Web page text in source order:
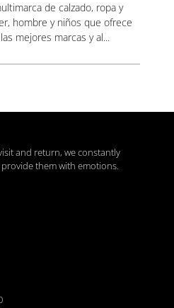
de calzado, ropa y
hombre y niños que ofrece
mejores marcas y al...
and return, we constantly
them with emotions.